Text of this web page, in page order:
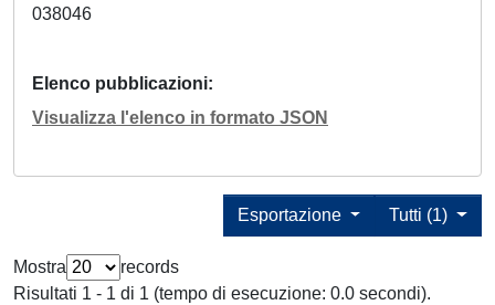
038046
Elenco pubblicazioni
Visualizza l'elenco in formato JSON
Tutti (1)
Esportazione
Mostra
records
Risultati 1 - 1 di 1 (tempo di esecuzione: 0.0 secondi).